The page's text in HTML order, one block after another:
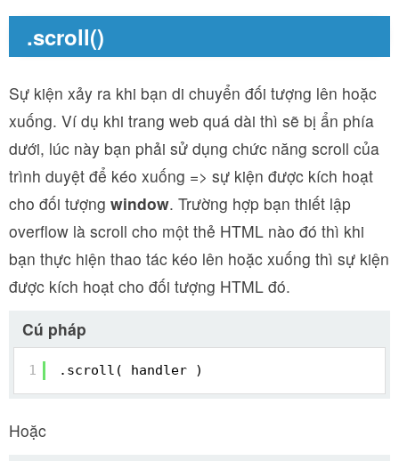
.scroll()
Sự kiện xảy ra khi bạn di chuyển đối tượng lên hoặc
xuống. Ví dụ khi trang web quá dài thì sẽ bị ẩn phía
dưới, lúc này bạn phải sử dụng chức năng scroll của
trình duyệt để kéo xuống => sự kiện được kích hoạt
cho đối tượng window. Trường hợp bạn thiết lập
overflow là scroll cho một thẻ HTML nào đó thì khi
bạn thực hiện thao tác kéo lên hoặc xuống thì sự kiện
được kích hoạt cho đối tượng HTML đó.
Cú pháp
1 .scroll( handler )
Hoặc